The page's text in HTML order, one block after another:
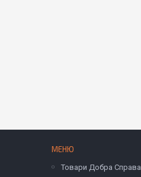
МЕНЮ
Товари Добра Справа